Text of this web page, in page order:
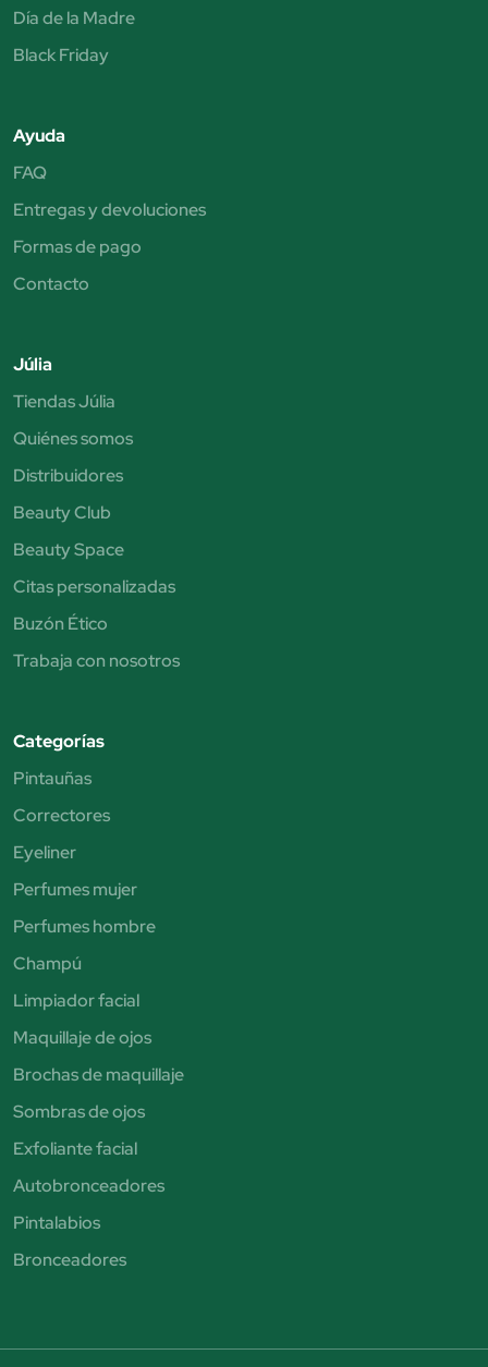
Día de la Madre
Black Friday
Ayuda
FAQ
Entregas y devoluciones
Formas de pago
Contacto
Júlia
Tiendas Júlia
Quiénes somos
Distribuidores
Beauty Club
Beauty Space
Citas personalizadas
Buzón Ético
Trabaja con nosotros
Categorías
Pintauñas
Correctores
Eyeliner
Perfumes mujer
Perfumes hombre
Champú
Limpiador facial
Maquillaje de ojos
Brochas de maquillaje
Sombras de ojos
Exfoliante facial
Autobronceadores
Pintalabios
Bronceadores